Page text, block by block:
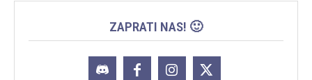
ZAPRATI NAS! 🙂